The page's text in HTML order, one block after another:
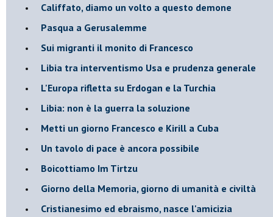
Califfato, diamo un volto a questo demone
Pasqua a Gerusalemme
Sui migranti il monito di Francesco
Libia tra interventismo Usa e prudenza generale
L'Europa rifletta su Erdogan e la Turchia
Libia: non è la guerra la soluzione
Metti un giorno Francesco e Kirill a Cuba
Un tavolo di pace è ancora possibile
Boicottiamo Im Tirtzu
Giorno della Memoria, giorno di umanità e civiltà
Cristianesimo ed ebraismo, nasce l'amicizia